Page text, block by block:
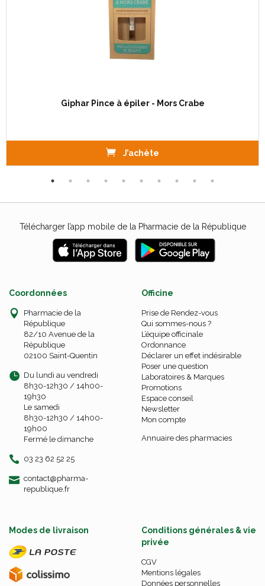
Giphar Pince à épiler - Mors Crabe
J’achète
Télécharger l’app mobile de la Pharmacie de la République
Coordonnées
Pharmacie de la
République
82/10 Avenue de la
République
02100 Saint-Quentin
Du lundi au vendredi
8h30-12h30 / 14h00-
19h30
Le samedi
8h30-12h30 / 14h00-
19h00
Fermé le dimanche
03 23 62 52 25
contact-
@-
pharma-
republique.fr
Officine
Prise de Rendez-vous
Qui sommes-nous ?
L’équipe officinale
Ordonnance
Déclarer un effet indésirable
Poser une question
Laboratoires & Marques
Promotions
Espace conseil
Newsletter
Mon compte
Annuaire des pharmacies
Modes de livraison
Conditions générales & vie
privée
CGV
Mentions légales
Données personnelles